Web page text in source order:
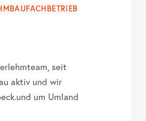
seit
aktiv und wir
um Umland